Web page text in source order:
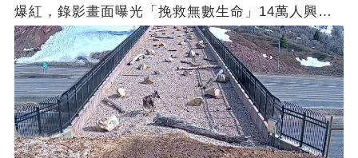
爆紅，錄影畫面曝光「挽救無數生命」14萬人興奮
歡呼